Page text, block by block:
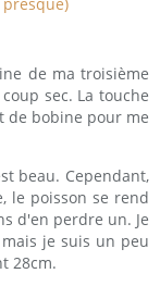
de ma troisième
sec. La touche
de bobine pour me
beau. Cependant,
le poisson se rend
d'en perdre un. Je
je suis un peu
28cm.